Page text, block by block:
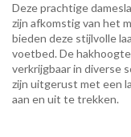
Deze prachtige
zijn afkomstig van het
bieden deze stijlvolle
voetbed. De
verkrijgbaar in diverse
zijn uitgerust met een
aan en uit te trekken.